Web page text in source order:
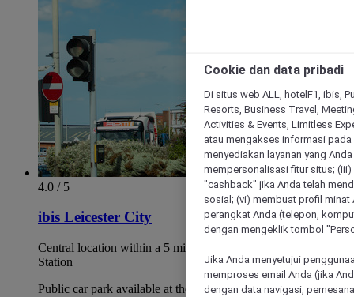
4.0 / 5
ibis Leicester City
Central location within a 5 mins walk of Leicester Train
Station
Public car park available at the train station
Cookie dan data pribadi
Di situs web ALL, hotelF1, ibis,
Resorts, Business Travel,
Activities & Events, Limitless
atau mengakses informasi
menyediakan layanan yang
mempersonalisasi fitur situs;
"cashback" jika Anda telah
sosial; (vi) membuat profil
perangkat Anda (telepon,
dengan mengeklik tombol
Jika Anda menyetujui
memproses email Anda (jika
dengan data navigasi,